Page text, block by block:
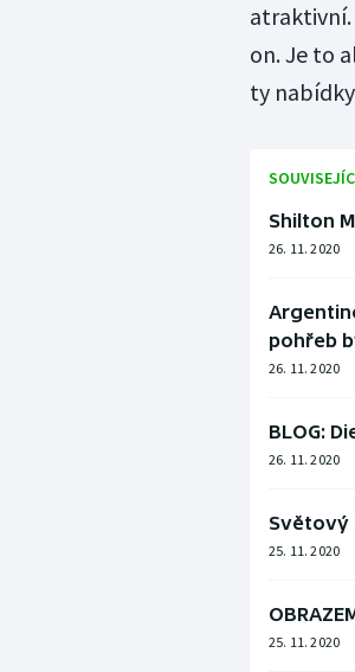
atraktivní.
on. Je to
ty
Shilton
26. 11. 2020
pohřeb
26. 11. 2020
BLOG:
26. 11. 2020
Světový
25. 11. 2020
25. 11. 2020